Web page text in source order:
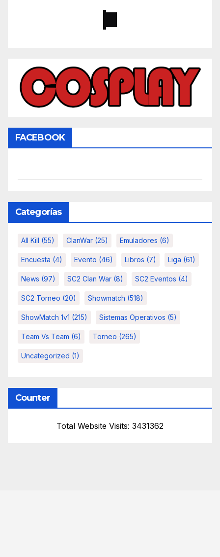
FACEBOOK
Categorías
All Kill (55) ClanWar (25) Emuladores (6)
Encuesta (4) Evento (46) Libros (7) Liga (61)
News (97) SC2 Clan War (8) SC2 Eventos (4)
SC2 Torneo (20) Showmatch (518)
ShowMatch 1v1 (215) Sistemas Operativos (5)
Team Vs Team (6) Torneo (265)
Uncategorized (1)
Counter
Total Website Visits: 3431362